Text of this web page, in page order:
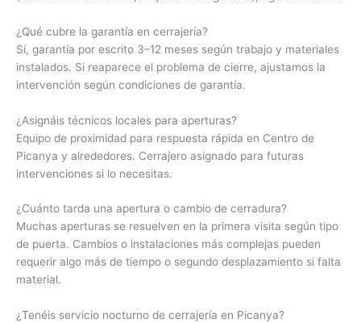
¿Qué cubre la garantía en cerrajería?
Sí, garantía por escrito 3–12 meses según trabajo y materiales
instalados. Si reaparece el problema de cierre, ajustamos la
intervención según condiciones de garantía.
¿Asignáis técnicos locales para aperturas?
Equipo de proximidad para respuesta rápida en Centro de
Picanya y alrededores. Cerrajero asignado para futuras
intervenciones si lo necesitas.
¿Cuánto tarda una apertura o cambio de cerradura?
Muchas aperturas se resuelven en la primera visita según tipo
de puerta. Cambios o instalaciones más complejas pueden
requerir algo más de tiempo o segundo desplazamiento si falta
material.
¿Tenéis servicio nocturno de cerrajería en Picanya?